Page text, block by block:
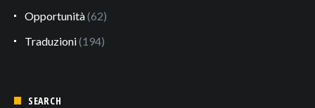
Opportunità(62)
Traduzioni(194)
SEARCH